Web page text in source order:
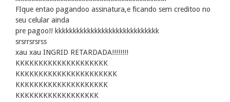
FIque entao pagandoo assinatura,e ficando sem creditoo no
seu celular ainda
pre pagoo!! kkkkkkkkkkkkkkkkkkkkkkkkkkkkk
srsrrsrsrss
xau xau INGRID RETARDADA!!!!!!!!
KKKKKKKKKKKKKKKKKKKK
KKKKKKKKKKKKKKKKKKKKKK
KKKKKKKKKKKKKKKKKKKK
KKKKKKKKKKKKKKKKKK